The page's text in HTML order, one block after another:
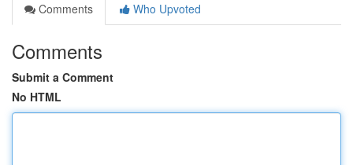
Comments
Who Upvoted
Comments
Submit a Comment
No HTML